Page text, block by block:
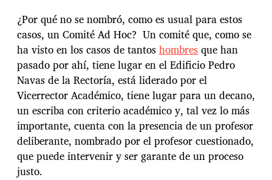
¿Por qué no se nombró, como es usual para estos
casos, un Comité Ad Hoc? Un comité que, como se
ha visto en los casos de tantoshombresque han
pasado por ahí, tiene lugar en el Edificio Pedro
Navas de la Rectoría, está liderado por el
Vicerrector Académico, tiene lugar para un decano,
un escriba con criterio académico y, tal vez lo más
importante, cuenta con la presencia de un profesor
deliberante, nombrado por el profesor cuestionado,
que puede intervenir y ser garante de un proceso
justo.